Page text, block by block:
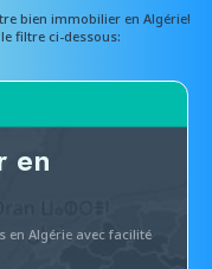
bien immobilier en Algérie!
filtre ci-dessous:
en
Algérie avec facilité